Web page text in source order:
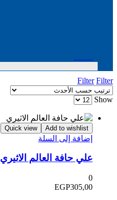
Filter Filter
Show
Add to wishlist
Quick view
إضافة إلى السلة
علي حافة العالم الاثيري
0
EGP305,00